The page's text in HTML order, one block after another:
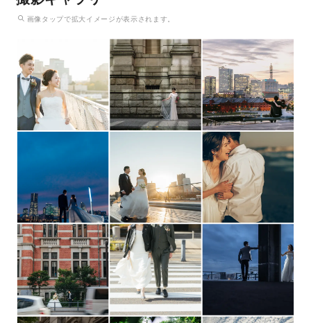
画像 タップで拡大イメージが表示されます。